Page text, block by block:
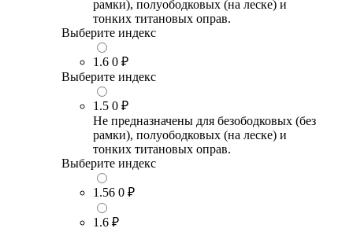
рамки), полуободковых (на леске) и
тонких титановых оправ.
Выберите индекс
1.6 0 ₽
Выберите индекс
1.5 0 ₽
Не предназначены для безободковых (без
рамки), полуободковых (на леске) и
тонких титановых оправ.
Выберите индекс
1.56 0 ₽
1.6 ₽